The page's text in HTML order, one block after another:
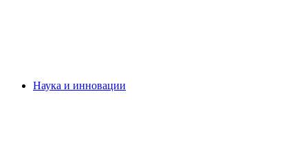
Наука и инновации